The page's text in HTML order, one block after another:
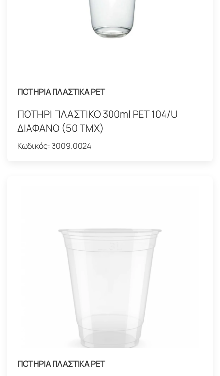
ΠΟΤΗΡΙΑ ΠΛΑΣΤΙΚΑ PET
ΠΟΤΗΡΙ ΠΛΑΣΤΙΚΟ 300ml PET 104/U
ΔΙΑΦΑΝΟ (50 ΤΜΧ)
Κωδικός: 3009.0024
ΠΟΤΗΡΙΑ ΠΛΑΣΤΙΚΑ PET